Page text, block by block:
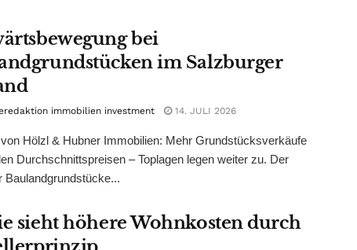
bei
im Salzburger
immobilien investment 14. JULI 2026
Hölzl & Hubner Immobilien: Mehr Grundstücksverkäufe
Durchschnittspreisen – Toplagen legen weiter zu. Der
Baulandgrundstücke...
sieht höhere Wohnkosten durch